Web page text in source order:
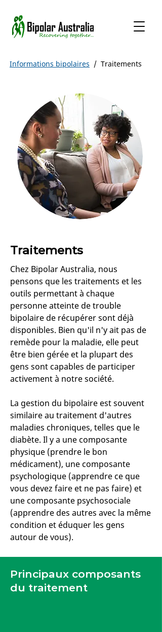
Informations bipolaires / Traitements
Traitements
Chez Bipolar Australia, nous
pensons que les traitements et les
outils permettant à chaque
personne atteinte de trouble
bipolaire de récupérer sont déjà
disponibles. Bien qu'il n'y ait pas de
remède pour la maladie, elle peut
être bien gérée et la plupart des
gens sont capables de participer
activement à notre société.
La gestion du bipolaire est souvent
similaire au traitement d'autres
maladies chroniques, telles que le
diabète. Il y a une composante
physique (prendre le bon
médicament), une composante
psychologique (apprendre ce que
vous devez faire et ne pas faire) et
une composante psychosociale
(apprendre des autres avec la même
condition et éduquer les gens
autour de vous).
Principaux composants
du traitement